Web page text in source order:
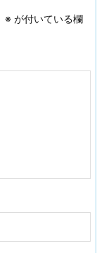
※ が付いている欄